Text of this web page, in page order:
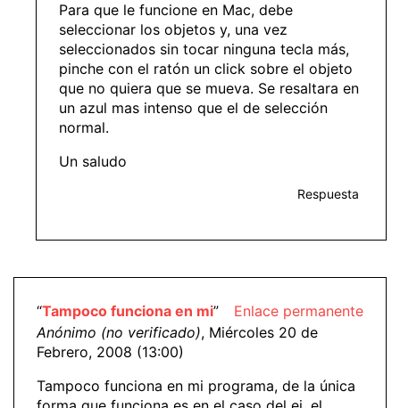
Para que le funcione en Mac, debe
seleccionar los objetos y, una vez
seleccionados sin tocar ninguna tecla más,
pinche con el ratón un click sobre el objeto
que no quiera que se mueva. Se resaltara en
un azul mas intenso que el de selección
normal.
Un saludo
Respuesta
Enlace permanente
“Tampoco funciona en mi”
Anónimo (no verificado), Miércoles 20 de
Febrero, 2008 (13:00)
Tampoco funciona en mi programa, de la única